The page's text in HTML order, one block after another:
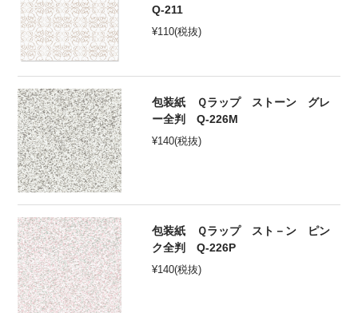
お問い合わせ
卸売業・小売業のお客様
マルアイについて
企業情報
Q-211
¥110(税抜)
包装紙 Ｑラップ ストーン グレ
ー全判 Q-226M
¥140(税抜)
包装紙 Ｑラップ スト－ン ピン
ク全判 Q-226P
¥140(税抜)